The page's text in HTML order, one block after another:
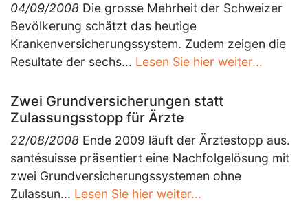
04/09/2008 Die grosse Mehrheit der Schweizer
Bevölkerung schätzt das heutige
Krankenversicherungssystem. Zudem zeigen die
Resultate der sechs... Lesen Sie hier weiter...
Zwei Grundversicherungen statt
Zulassungsstopp für Ärzte
22/08/2008 Ende 2009 läuft der Ärztestopp aus.
santésuisse präsentiert eine Nachfolgelösung mit
zwei Grundversicherungssystemen ohne
Zulassun... Lesen Sie hier weiter...